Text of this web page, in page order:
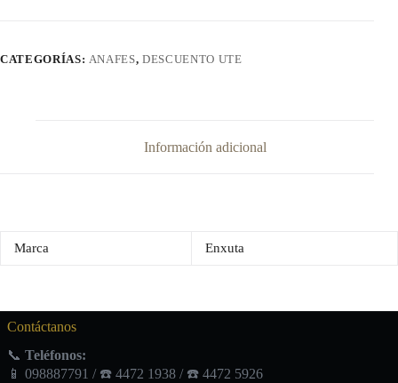
cantidad
CATEGORÍAS: ANAFES,DESCUENTO UTE
Información adicional
Marca Enxuta
Contáctanos
📞 Teléfonos:
📱 098887791 / ☎️ 4472 1938 / ☎️ 4472 5926